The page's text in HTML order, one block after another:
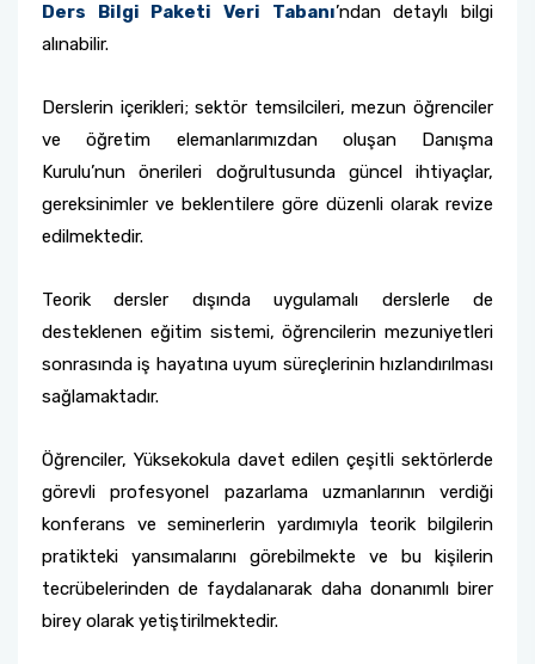
Ders Bilgi Paketi Veri Tabanı’ndan detaylı bilgi
alınabilir.
Derslerin içerikleri; sektör temsilcileri, mezun öğrenciler
ve öğretim elemanlarımızdan oluşan Danışma
Kurulu’nun önerileri doğrultusunda güncel ihtiyaçlar,
gereksinimler ve beklentilere göre düzenli olarak revize
edilmektedir.
Teorik dersler dışında uygulamalı derslerle de
desteklenen eğitim sistemi, öğrencilerin mezuniyetleri
sonrasında iş hayatına uyum süreçlerinin hızlandırılması
sağlamaktadır.
Öğrenciler, Yüksekokula davet edilen çeşitli sektörlerde
görevli profesyonel pazarlama uzmanlarının verdiği
konferans ve seminerlerin yardımıyla teorik bilgilerin
pratikteki yansımalarını görebilmekte ve bu kişilerin
tecrübelerinden de faydalanarak daha donanımlı birer
birey olarak yetiştirilmektedir.